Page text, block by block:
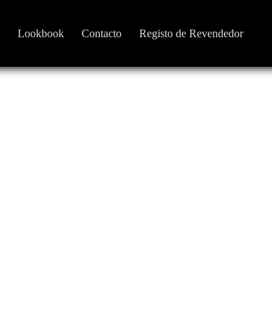
Lookbook Contacto Registo de Revendedor